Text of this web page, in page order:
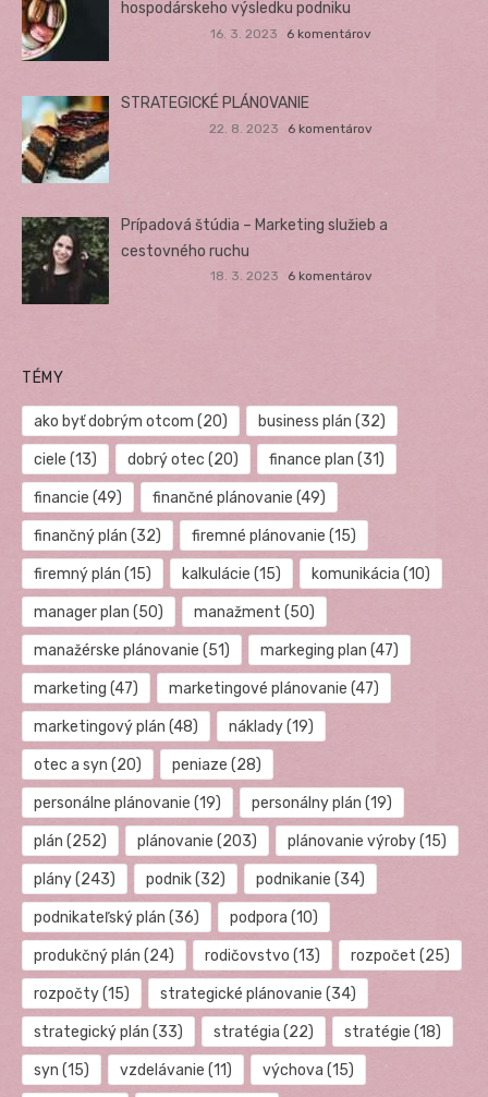
hospodárskeho výsledku podniku
16. 3. 2023 6 komentárov
STRATEGICKÉ PLÁNOVANIE
22. 8. 2023 6 komentárov
Prípadová štúdia – Marketing služieb a
cestovného ruchu
18. 3. 2023 6 komentárov
TÉMY
ako byť dobrým otcom (20) business plán (32)
ciele (13) dobrý otec (20) finance plan (31)
financie (49) finančné plánovanie (49)
finančný plán (32) firemné plánovanie (15)
firemný plán (15) kalkulácie (15) komunikácia (10)
manager plan (50) manažment (50)
manažérske plánovanie (51) markeging plan (47)
marketing (47) marketingové plánovanie (47)
marketingový plán (48) náklady(19)
otec a syn (20) peniaze (28)
personálne plánovanie (19) personálny plán (19)
plán (252) plánovanie (203) plánovanie výroby(15)
plány(243) podnik(32) podnikanie (34)
podnikateľský plán (36) podpora (10)
produkčný plán (24) rodičovstvo (13) rozpočet (25)
rozpočty(15) strategické plánovanie (34)
strategický plán (33) stratégia (22) stratégie (18)
syn (15) vzdelávanie (11) výchova (15)